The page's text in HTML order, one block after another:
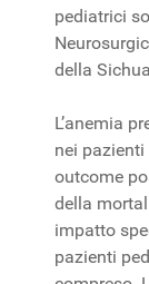
pediatrici
della
L’anemia
nei
outcome
della
impatto
pazienti